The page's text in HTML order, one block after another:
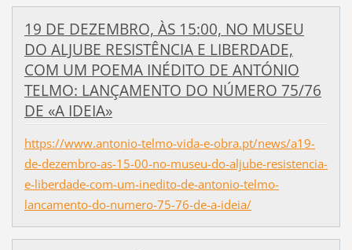
19 DE DEZEMBRO, ÀS 15:00, NO MUSEU
DO ALJUBE RESISTÊNCIA E LIBERDADE,
COM UM POEMA INÉDITO DE ANTÓNIO
TELMO: LANÇAMENTO DO NÚMERO 75/76
DE «A IDEIA»
https://www.antonio-telmo-vida-e-obra.pt/news/a19-
de-dezembro-as-15-00-no-museu-do-aljube-resistencia-
e-liberdade-com-um-inedito-de-antonio-telmo-
lancamento-do-numero-75-76-de-a-ideia/